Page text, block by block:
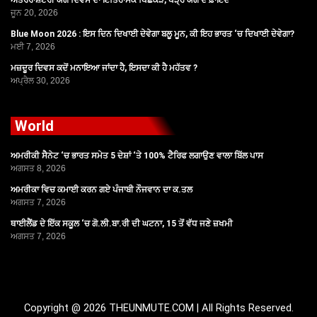
ਜੂਨ 20, 2026
Blue Moon 2026 : ਇਸ ਦਿਨ ਦਿਖਾਈ ਦੇਵੇਗਾ ਬਲੂ ਮੂਨ, ਕੀ ਇਹ ਭਾਰਤ ‘ਚ ਦਿਖਾਈ ਦੇਵੇਗਾ?
ਮਈ 7, 2026
ਮਜ਼ਦੂਰ ਦਿਵਸ ਕਦੋਂ ਮਨਾਇਆ ਜਾਂਦਾ ਹੈ, ਇਸਦਾ ਕੀ ਹੈ ਮਹੱਤਵ ?
ਅਪ੍ਰੈਲ 30, 2026
World
ਅਮਰੀਕੀ ਸੈਨੇਟ ‘ਚ ਭਾਰਤ ਸਮੇਤ 5 ਦੇਸ਼ਾਂ ‘ਤੇ 100% ਟੈਰਿਫ ਲਗਾਉਣ ਵਾਲਾ ਬਿੱਲ ਪਾਸ
ਅਗਸਤ 8, 2026
ਅਮਰੀਕਾ ਵਿਚ ਕਮਾਈ ਕਰਨ ਗਏ ਪੰਜਾਬੀ ਨੌਜਵਾਨ ਦਾ ਕ.ਤਲ
ਅਗਸਤ 7, 2026
ਥਾਈਲੈਂਡ ਦੇ ਇੱਕ ਸਕੂਲ ‘ਚ ਗੋ.ਲੀ.ਬਾ.ਰੀ ਦੀ ਘਟਨਾ, 15 ਤੋਂ ਵੱਧ ਜਣੇ ਜ਼ਖਮੀ
ਅਗਸਤ 7, 2026
Copyright @ 2026 THEUNMUTE.COM | All Rights Reserved.